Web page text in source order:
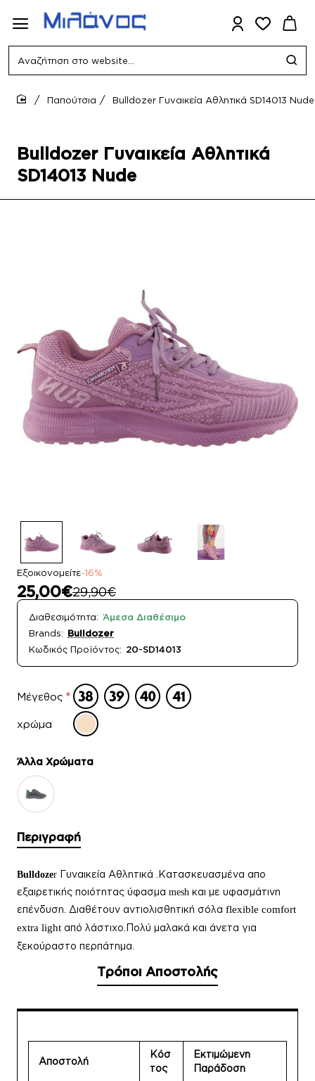
Αναζήτηση
website...
Bulldozer Γυναικεία Αθλητικά
SD14013 Nude
Παπούτσια Bulldozer Γυναικεία Αθλητικά SD14013 Nude
Εξοικονομείτε-16%
25,00€29,90€
Διαθεσιμότητα: Άμεσα Διαθέσιμο
Brands: Bulldozer
Κωδικός Προϊόντος: 20-SD14013
Μέγεθος
χρώμα
Άλλα Xρώματα
Περιγραφή
Bulldozer Γυναικεία Αθλητικά .Κατασκευασμένα απο
εξαιρετικής ποιότητας ύφασμα mesh και με υφασμάτινη
επένδυση. Διαθέτουν αντιολισθητική σόλα flexible comfort
extra light από λάστιχο.Πολύ μαλακά και άνετα για
ξεκούραστο περπάτημα.
Τρόποι Αποστολής
Αποστολή
Κόσ
τος
Εκτιμώμενη
Παράδοση